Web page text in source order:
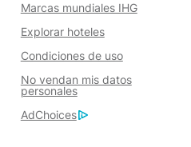
Marcas mundiales IHG
Explorar hoteles
Condiciones de uso
No vendan mis datos
personales
AdChoices